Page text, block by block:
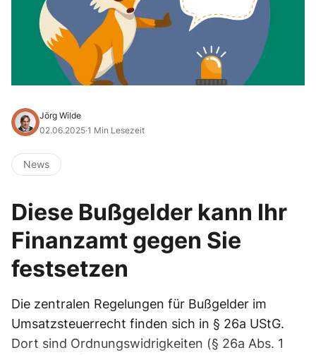
Jörg Wilde
02.06.2025·1 Min Lesezeit
News
Diese Bußgelder kann Ihr
Finanzamt gegen Sie
festsetzen
Die zentralen Regelungen für Bußgelder im
Umsatzsteuerrecht finden sich in § 26a UStG.
Dort sind Ordnungswidrigkeiten (§ 26a Abs. 1